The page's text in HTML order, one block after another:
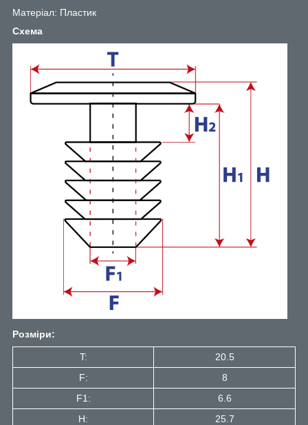
Матеріал: Пластик
Схема
Розміри:
T:
20.5
F:
8
F1:
6.6
H:
25.7